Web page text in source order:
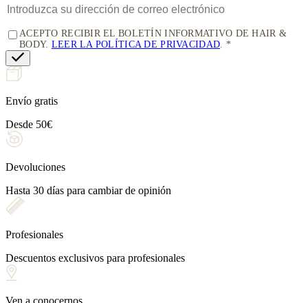
ACEPTO RECIBIR EL BOLETÍN INFORMATIVO DE HAIR &
BODY. LEER LA POLÍTICA DE PRIVACIDAD.
Envío gratis
Desde 50€
Devoluciones
Hasta 30 días para cambiar de opinión
Profesionales
Descuentos exclusivos para profesionales